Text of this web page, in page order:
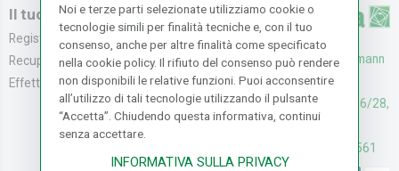
Il tuo Account
Registrati
Recupera la Passwo...
Effettua un Reso
UFFICI: V. Senna 44/46, Osmann
oro Sesto F.no (FI)
CASH & CARRY: V. Senna 26/28,
Osmannoro Sesto F.no (FI)
Assistenza: (+39) 055374561
Noi e terze parti selezionate utilizziamo cookie o
tecnologie simili per finalità tecniche e, con il tuo
consenso, anche per altre finalità come specificato
nella cookie policy. Il rifiuto del consenso può rendere
non disponibili le relative funzioni. Puoi acconsentire
all’utilizzo di tali tecnologie utilizzando il pulsante
“Accetta”. Chiudendo questa informativa, continui
senza accettare.
INFORMATIVA SULLA PRIVACY